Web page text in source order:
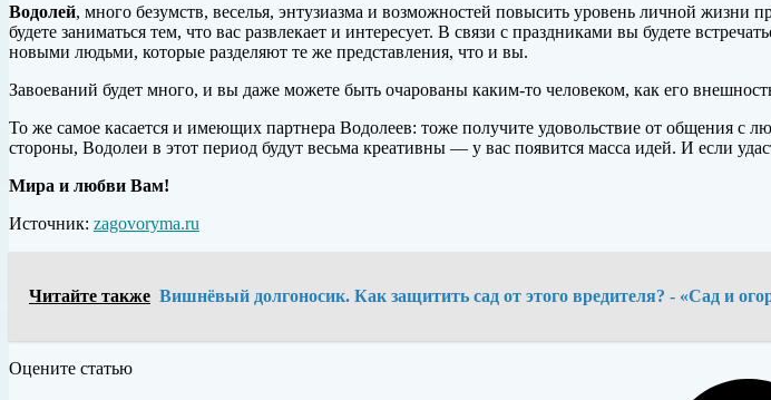
Водолей, много безумств, веселья, энтузиазма и возможностей повысить уровень личной
будете заниматься тем, что вас развлекает и интересует. В связи с праздниками вы будете
новыми людьми, которые разделяют те же представления, что и вы.
Завоеваний будет много, и вы даже можете быть очарованы каким-то человеком, как его
То же самое касается и имеющих партнера Водолеев: тоже получите удовольствие от общения
стороны, Водолеи в этот период будут весьма креативны — у вас появится масса идей. И если
Мира и любви Вам!
Источник: zagovoryma.ru
Читайте также Вишнёвый долгоносик. Как защитить сад от этого вредителя? - «Сад и
Оцените статью